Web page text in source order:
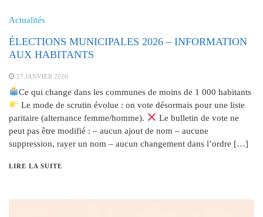
Actualités
ÉLECTIONS MUNICIPALES 2026 – INFORMATION
AUX HABITANTS
27 JANVIER 2026
Ce qui change dans les communes de moins de 1 000 habitants
Le mode de scrutin évolue : on vote désormais pour une liste
paritaire (alternance femme/homme).
Le bulletin de vote ne
peut pas être modifié : – aucun ajout de nom – aucune
suppression, rayer un nom – aucun changement dans l’ordre […]
LIRE LA SUITE